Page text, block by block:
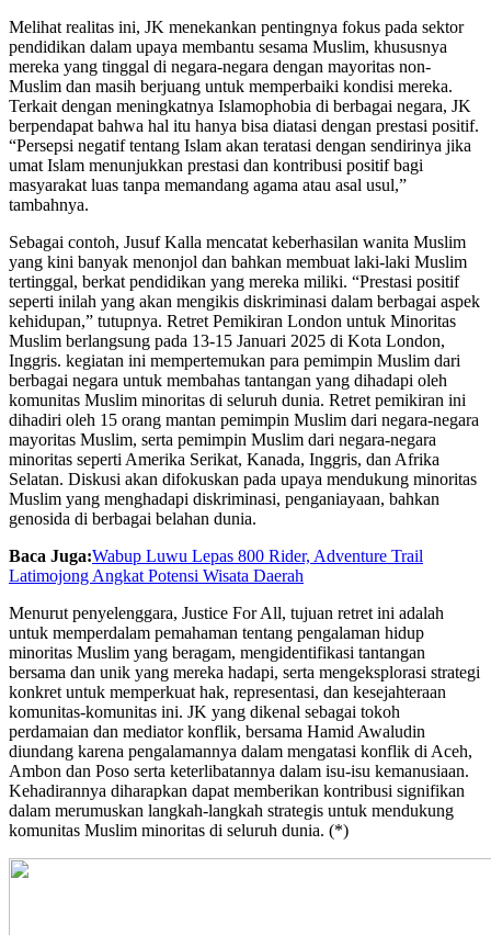
Melihat realitas ini, JK menekankan pentingnya fokus pada sektor
pendidikan dalam upaya membantu sesama Muslim, khususnya
mereka yang tinggal di negara-negara dengan mayoritas non-
Muslim dan masih berjuang untuk memperbaiki kondisi mereka.
Terkait dengan meningkatnya Islamophobia di berbagai negara, JK
berpendapat bahwa hal itu hanya bisa diatasi dengan prestasi positif.
“Persepsi negatif tentang Islam akan teratasi dengan sendirinya jika
umat Islam menunjukkan prestasi dan kontribusi positif bagi
masyarakat luas tanpa memandang agama atau asal usul,”
tambahnya.
Sebagai contoh, Jusuf Kalla mencatat keberhasilan wanita Muslim
yang kini banyak menonjol dan bahkan membuat laki-laki Muslim
tertinggal, berkat pendidikan yang mereka miliki. “Prestasi positif
seperti inilah yang akan mengikis diskriminasi dalam berbagai aspek
kehidupan,” tutupnya. Retret Pemikiran London untuk Minoritas
Muslim berlangsung pada 13-15 Januari 2025 di Kota London,
Inggris. kegiatan ini mempertemukan para pemimpin Muslim dari
berbagai negara untuk membahas tantangan yang dihadapi oleh
komunitas Muslim minoritas di seluruh dunia. Retret pemikiran ini
dihadiri oleh 15 orang mantan pemimpin Muslim dari negara-negara
mayoritas Muslim, serta pemimpin Muslim dari negara-negara
minoritas seperti Amerika Serikat, Kanada, Inggris, dan Afrika
Selatan. Diskusi akan difokuskan pada upaya mendukung minoritas
Muslim yang menghadapi diskriminasi, penganiayaan, bahkan
genosida di berbagai belahan dunia.
Baca Juga:Wabup Luwu Lepas 800 Rider, Adventure Trail
Latimojong Angkat Potensi Wisata Daerah
Menurut penyelenggara, Justice For All, tujuan retret ini adalah
untuk memperdalam pemahaman tentang pengalaman hidup
minoritas Muslim yang beragam, mengidentifikasi tantangan
bersama dan unik yang mereka hadapi, serta mengeksplorasi strategi
konkret untuk memperkuat hak, representasi, dan kesejahteraan
komunitas-komunitas ini. JK yang dikenal sebagai tokoh
perdamaian dan mediator konflik, bersama Hamid Awaludin
diundang karena pengalamannya dalam mengatasi konflik di Aceh,
Ambon dan Poso serta keterlibatannya dalam isu-isu kemanusiaan.
Kehadirannya diharapkan dapat memberikan kontribusi signifikan
dalam merumuskan langkah-langkah strategis untuk mendukung
komunitas Muslim minoritas di seluruh dunia. (*)